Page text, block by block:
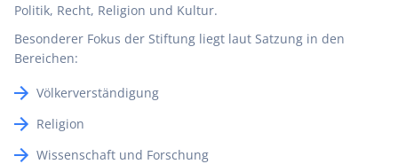
Politik, Recht, Religion und Kultur.
Besonderer Fokus der Stiftung liegt laut Satzung in den
Bereichen:
Völkerverständigung
Religion
Wissenschaft und Forschung